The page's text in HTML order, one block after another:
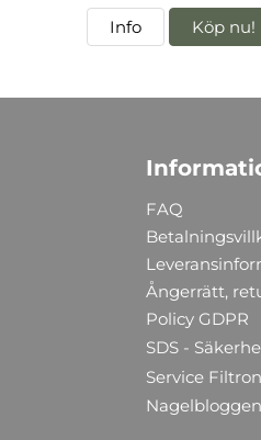
Info Köp nu!
FAQ
Ångerrätt,
Policy GDPR
SDS -
Service
Nagelbloggen